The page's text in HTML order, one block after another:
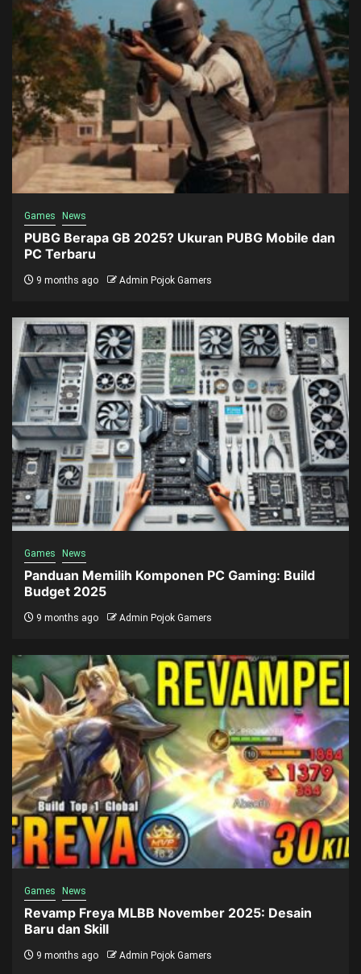
Games News
PUBG Berapa GB 2025? Ukuran PUBG Mobile dan
PC Terbaru
9 months ago Admin Pojok Gamers
Games News
Panduan Memilih Komponen PC Gaming: Build
Budget 2025
9 months ago Admin Pojok Gamers
Games News
Revamp Freya MLBB November 2025: Desain
Baru dan Skill
9 months ago Admin Pojok Gamers